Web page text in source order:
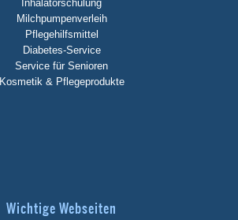
Inhalatorschulung
Milchpumpenverleih
Pflegehilfsmittel
Diabetes-Service
Service für Senioren
Kosmetik & Pflegeprodukte
Wichtige Webseiten